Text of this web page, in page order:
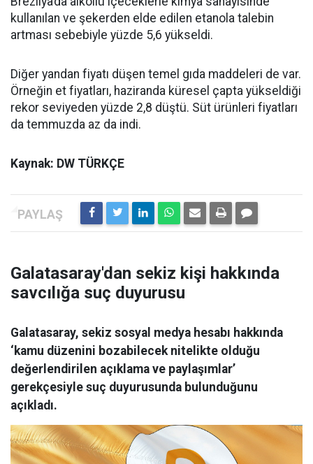
kullanılan ve şekerden elde edilen etanola talebin
artması sebebiyle yüzde 5,6 yükseldi.
Diğer yandan fiyatı düşen temel gıda maddeleri de var.
Örneğin et fiyatları, haziranda küresel çapta yükseldiği
rekor seviyeden yüzde 2,8 düştü. Süt ürünleri fiyatları
da temmuzda az da indi.
Kaynak: DW TÜRKÇE
Galatasaray'dan sekiz kişi hakkında
savcılığa suç duyurusu
Galatasaray, sekiz sosyal medya hesabı hakkında
‘kamu düzenini bozabilecek nitelikte olduğu
değerlendirilen açıklama ve paylaşımlar’
gerekçesiyle suç duyurusunda bulunduğunu
açıkladı.